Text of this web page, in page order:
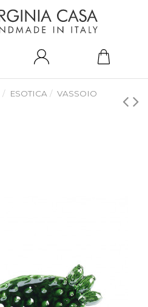
ESOTICA
VASSOIO